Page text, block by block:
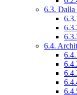
6.3. Dalla
6.4.